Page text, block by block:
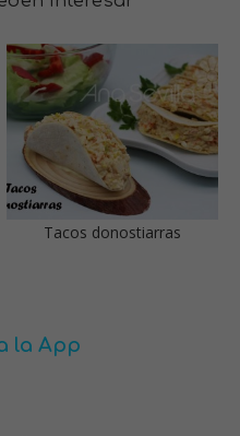
Tacos donostiarras
la App